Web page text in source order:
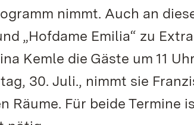
nimmt. Auch an
„Hofdame Emilia“ zu
Kemle die Gäste um 11
30. Juli., nimmt sie
Räume. Für beide Termine